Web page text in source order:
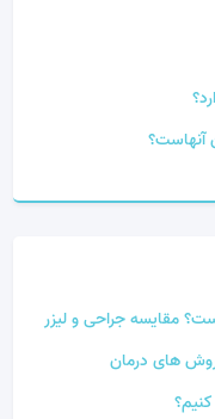
آنهاست؟
روش‌ های درمان